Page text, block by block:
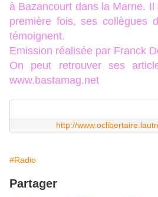
à Bazancourt dans la Marne.
première fois, ses collègues
témoignent.
Emission réalisée par Franck
On peut retrouver ses
www.bastamag.net
http://
#Radio
Partager